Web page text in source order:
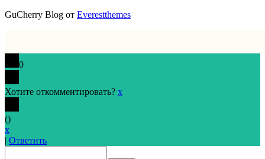
GuCherry Blog от Everestthemes
0
Хотите откомментировать? x
()
x
| Ответить